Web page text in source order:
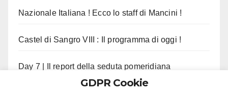
Nazionale Italiana ! Ecco lo staff di Mancini !
Castel di Sangro VIII : Il programma di oggi !
Day 7 | Il report della seduta pomeridiana
GDPR Cookie